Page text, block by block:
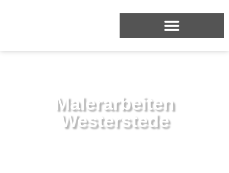
Malerarbeiten
Westerstede